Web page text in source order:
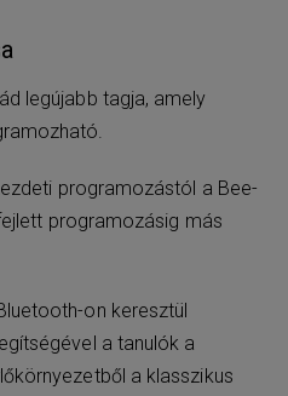
legújabb tagja, amely
programozástól a Bee-
programozásig más
on keresztül
a tanulók a
a klasszikus